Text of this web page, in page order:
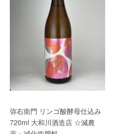
弥右衛門 リンゴ酸酵母仕込み
720ml 大和川酒造店 ☆減農